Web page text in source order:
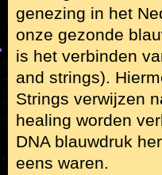
genezing in het
onze gezonde
is het verbinden
and strings).
Strings verwijzen
healing worden
DNA blauwdruk
eens waren.